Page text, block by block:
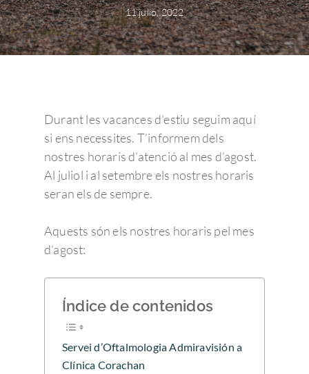
11 julio, 2022
Durant les vacances d’estiu seguim aquí
si ens necessites. T’informem dels
nostres horaris d’atenció al mes d’agost.
Al juliol i al setembre els nostres horaris
seran els de sempre.
Aquests són els nostres horaris pel mes
d’agost:
Índice de contenidos
Servei d’Oftalmologia Admiravisión a
Clínica Corachan